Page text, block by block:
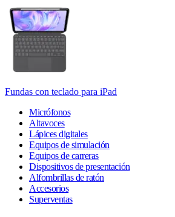
Fundas con teclado para iPad
Micrófonos
Altavoces
Lápices digitales
Equipos de simulación
Equipos de carreras
Dispositivos de presentación
Alfombrillas de ratón
Accesorios
Superventas